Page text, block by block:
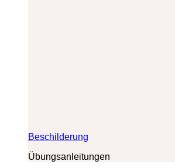
Beschilderung
Übungsanleitungen